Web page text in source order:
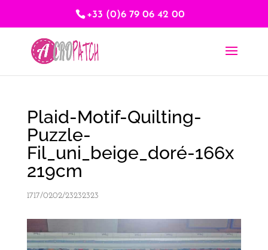
+33 (0)6 79 06 42 00
Plaid-Motif-Quilting-
Puzzle-
Fil_uni_beige_doré-166x
219cm
1717/0202/23232323